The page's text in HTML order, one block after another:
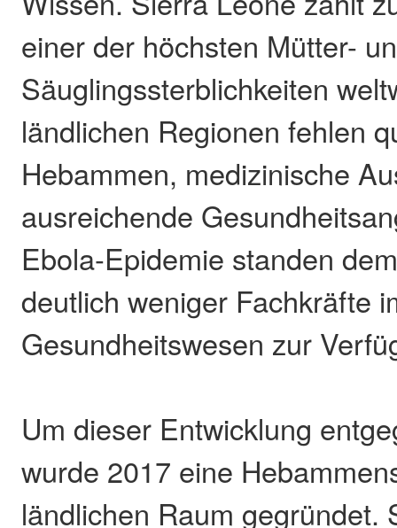
einer der höchsten Mütter-
Säuglingssterblichkeiten
ländlichen Regionen fehlen
Hebammen, medizinische
ausreichende
Ebola-Epidemie standen
deutlich weniger Fachkräfte
Gesundheitswesen zur
Um dieser Entwicklung
wurde 2017 eine
ländlichen Raum gegründet.